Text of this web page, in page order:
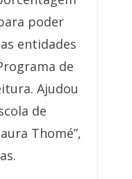
poder
entidades
de
Ajudou
de
Thomé”,